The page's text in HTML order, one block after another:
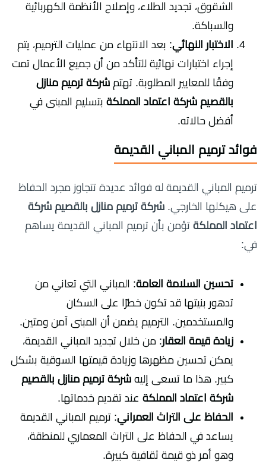
الشقوق، تجديد الطلاء، وإصلاح الأنظمة الكهربائية
والسباكة.
الاختبار النهائي: بعد الانتهاء من عمليات الترميم، يتم
إجراء اختبارات نهائية للتأكد من أن جميع الأعمال تمت
وفقًا للمعايير المطلوبة. تهتم شركة ترميم منازل
بالقصيم شركة اعتماد المملكة بتسليم المبنى في
أفضل حالاته.
فوائد ترميم المباني القديمة
ترميم المباني القديمة له فوائد عديدة تتجاوز مجرد الحفاظ
على هيكلها الخارجي. شركة ترميم منازل بالقصيم شركة
اعتماد المملكة تؤمن بأن ترميم المباني القديمة يساهم
في:
تحسين السلامة العامة: المباني التي تعاني من
تدهور بنيتها قد تكون خطرًا على السكان
والمستخدمين. الترميم يضمن أن المبنى آمن ومتين.
زيادة قيمة العقار: من خلال تجديد المباني القديمة،
يمكن تحسين مظهرها وزيادة قيمتها السوقية بشكل
كبير. هذا ما تسعى إليه شركة ترميم منازل بالقصيم
شركة اعتماد المملكة عند تقديم خدماتها.
الحفاظ على التراث العمراني: ترميم المباني القديمة
يساعد في الحفاظ على التراث المعماري للمنطقة،
وهو أمر ذو قيمة ثقافية كبيرة.